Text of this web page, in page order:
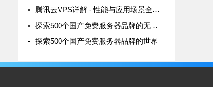
腾讯云VPS详解 - 性能与应用场景全面解析
探索500个国产免费服务器品牌的无限可能
探索500个国产免费服务器品牌的世界